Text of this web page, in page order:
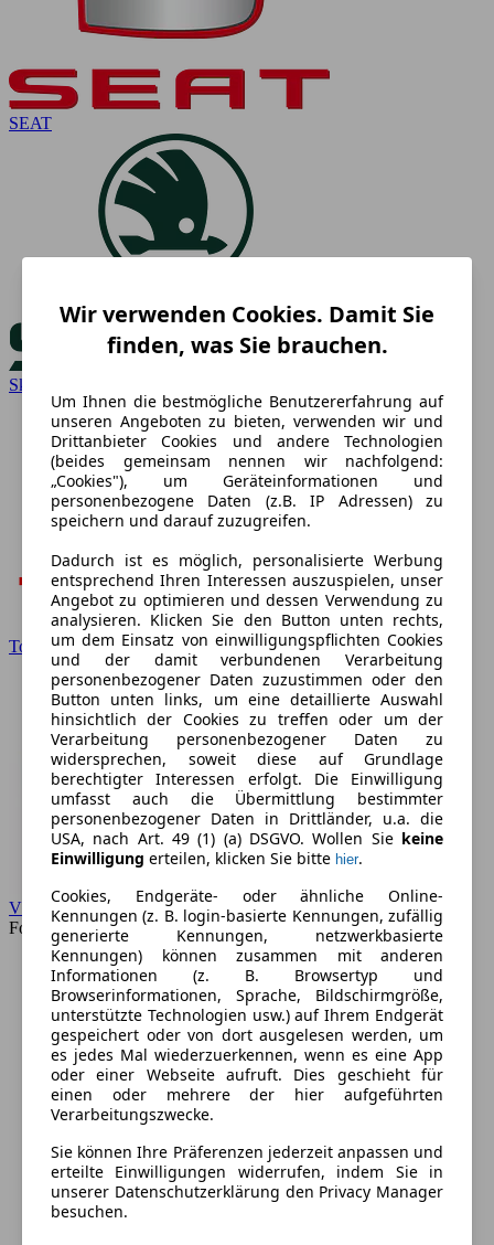
SEAT
Skoda
Toyota
VW
Forum
Wir verwenden Cookies. Damit Sie
finden, was Sie brauchen.
Um Ihnen die bestmögliche Benutzererfahrung auf
unseren Angeboten zu bieten, verwenden wir und
Drittanbieter Cookies und andere Technologien
(beides gemeinsam nennen wir nachfolgend:
„Cookies"), um Geräteinformationen und
personenbezogene Daten (z.B. IP Adressen) zu
speichern und darauf zuzugreifen.
Dadurch ist es möglich, personalisierte Werbung
entsprechend Ihren Interessen auszuspielen, unser
Angebot zu optimieren und dessen Verwendung zu
analysieren. Klicken Sie den Button unten rechts,
um dem Einsatz von einwilligungspflichten Cookies
und der damit verbundenen Verarbeitung
personenbezogener Daten zuzustimmen oder den
Button unten links, um eine detaillierte Auswahl
hinsichtlich der Cookies zu treffen oder um der
Verarbeitung personenbezogener Daten zu
widersprechen, soweit diese auf Grundlage
berechtigter Interessen erfolgt. Die Einwilligung
umfasst auch die Übermittlung bestimmter
personenbezogener Daten in Drittländer, u.a. die
USA, nach Art. 49 (1) (a) DSGVO. Wollen Sie keine
Einwilligung erteilen, klicken Sie bitte hier.
Cookies, Endgeräte- oder ähnliche Online-
Kennungen (z. B. login-basierte Kennungen, zufällig
generierte Kennungen, netzwerkbasierte
Kennungen) können zusammen mit anderen
Informationen (z. B. Browsertyp und
Browserinformationen, Sprache, Bildschirmgröße,
unterstützte Technologien usw.) auf Ihrem Endgerät
gespeichert oder von dort ausgelesen werden, um
es jedes Mal wiederzuerkennen, wenn es eine App
oder einer Webseite aufruft. Dies geschieht für
einen oder mehrere der hier aufgeführten
Verarbeitungszwecke.
Sie können Ihre Präferenzen jederzeit anpassen und
erteilte Einwilligungen widerrufen, indem Sie in
unserer Datenschutzerklärung den Privacy Manager
besuchen.